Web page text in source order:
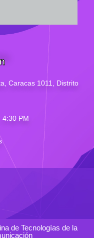
Caracas 1011, Distrito
4:30 PM
de Tecnologías de la